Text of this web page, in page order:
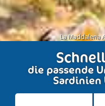
La Maddalena
die passende